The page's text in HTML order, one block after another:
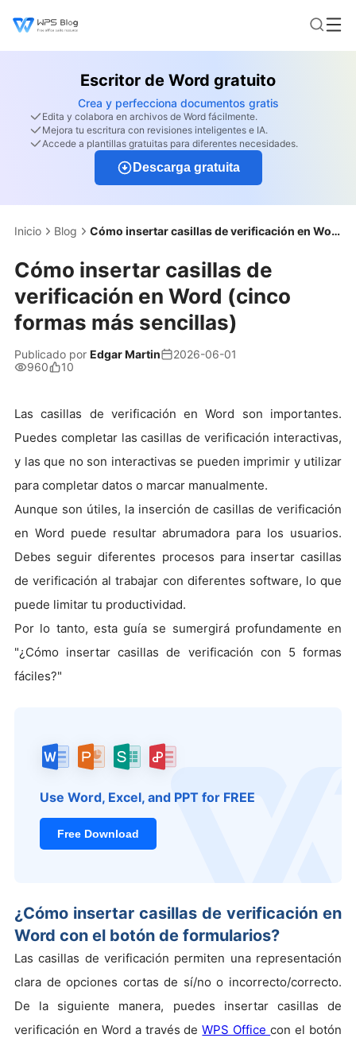
Escritor de Word gratuito
Crea y perfecciona documentos gratis
Edita y colabora en archivos de Word fácilmente.
Mejora tu escritura con revisiones inteligentes e IA.
Accede a plantillas gratuitas para diferentes necesidades.
Descarga gratuita
Inicio Blog Cómo insertar casillas de verificación en Word (cinco formas más sencillas)
Cómo insertar casillas de
verificación en Word (cinco
formas más sencillas)
Publicado por Edgar Martin
2026-06-01
960
10
Las casillas de verificación en Word son importantes.
Puedes completar las casillas de verificación interactivas,
y las que no son interactivas se pueden imprimir y utilizar
para completar datos o marcar manualmente.
Aunque son útiles, la inserción de casillas de verificación
en Word puede resultar abrumadora para los usuarios.
Debes seguir diferentes procesos para insertar casillas
de verificación al trabajar con diferentes software, lo que
puede limitar tu productividad.
Por lo tanto, esta guía se sumergirá profundamente en
"¿Cómo insertar casillas de verificación con 5 formas
fáciles?"
Use Word, Excel, and PPT for FREE
Free Download
¿Cómo insertar casillas de verificación en
Word con el botón de formularios?
Las casillas de verificación permiten una representación
clara de opciones cortas de sí/no o incorrecto/correcto.
De la siguiente manera, puedes insertar casillas de
verificación en Word a través deWPS Officecon el botón